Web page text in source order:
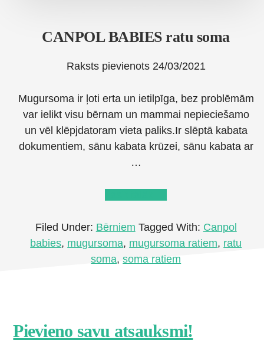
CANPOL BABIES ratu soma
Raksts pievienots 24/03/2021
Mugursoma ir ļoti erta un ietilpīga, bez problēmām
var ielikt visu bērnam un mammai nepieciešamo
un vēl klēpjdatoram vieta paliks.Ir slēptā kabata
dokumentiem, sānu kabata krūzei, sānu kabata ar
…
BABIES
ratu
soma
Filed Under: Bērniem Tagged With: Canpol
babies, mugursoma, mugursoma ratiem, ratu
soma,soma ratiem
Footer
Pievieno savu atsauksmi!